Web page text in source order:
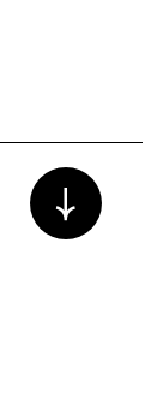
Voir plus/